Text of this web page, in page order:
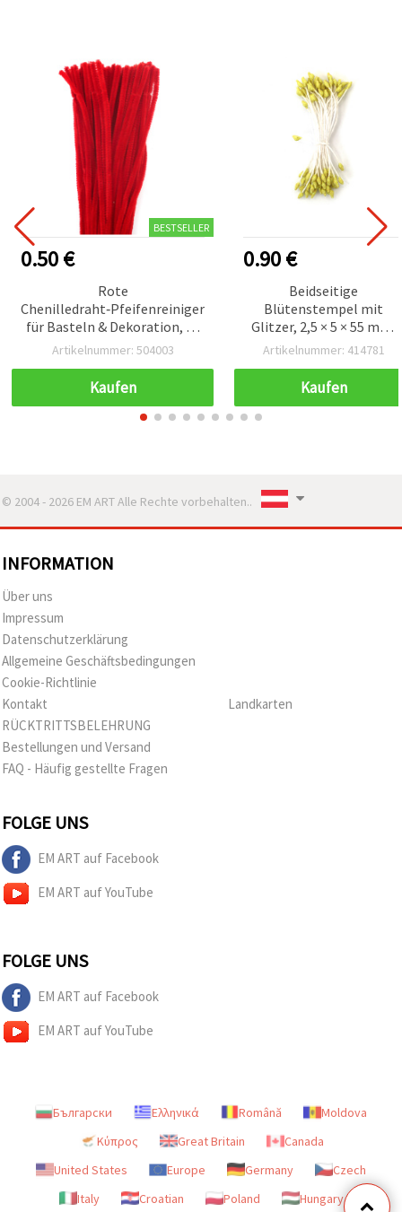
BESTSELLER
0.50 €
Rote
Chenilledraht‑Pfeifenreiniger
für Basteln & Dekoration, 30
cm – 10 Stück
Artikelnummer: 504003
Kaufen
0.90 €
Beidseitige
Blütenstempel mit
Glitzer, 2,5 × 5 × 55 mm,
Gelb, ca. 150 Stück –
Artikelnummer: 414781
Kaufen
© 2004 - 2026 EM ART Alle Rechte vorbehalten..
INFORMATION
Über uns
Impressum
Datenschutzerklärung
Allgemeine Geschäftsbedingungen
Cookie-Richtlinie
Kontakt
RÜCKTRITTSBELEHRUNG
Bestellungen und Versand
FAQ - Häufig gestellte Fragen
Landkarten
FOLGE UNS
EM ART auf Facebook
EM ART auf YouTube
FOLGE UNS
EM ART auf Facebook
EM ART auf YouTube
Български Ελληνικά Română
Moldova
Κύπρος
Great Britain
Canada
United States
Europe Germany
Czech
Italy
Croatian Poland Hungary